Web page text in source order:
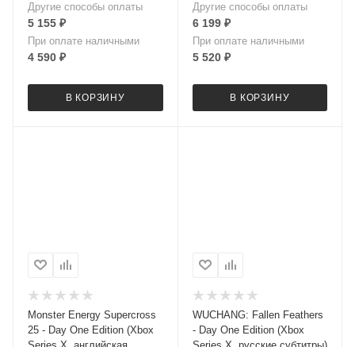
Другие способы оплаты
5 155 ₽
При оплате наличными
4 590 ₽
В КОРЗИНУ
Другие способы оплаты
6 199₽
При оплате наличными
5 520₽
В КОРЗИНУ
Monster Energy Supercross
25 - Day One Edition (Xbox
Series X, английская
WUCHANG: Fallen Feathers
- Day One Edition (Xbox
Series X, русские субтитры)